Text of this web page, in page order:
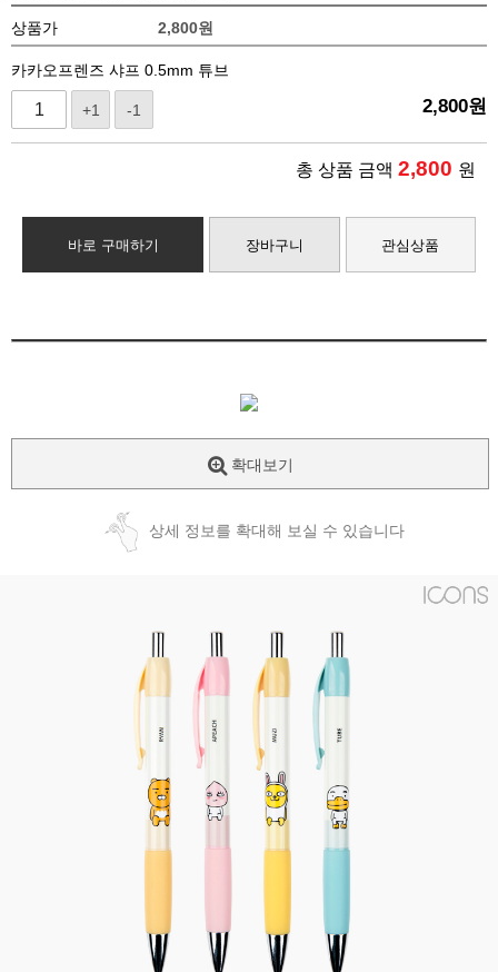
상품가 2,800원
카카오프렌즈 샤프 0.5mm 튜브
+1 -1 2,800원
총 상품 금액 2,800 원
바로 구매하기 장바구니 관심상품
확대보기
상세 정보를 확대해 보실 수 있습니다